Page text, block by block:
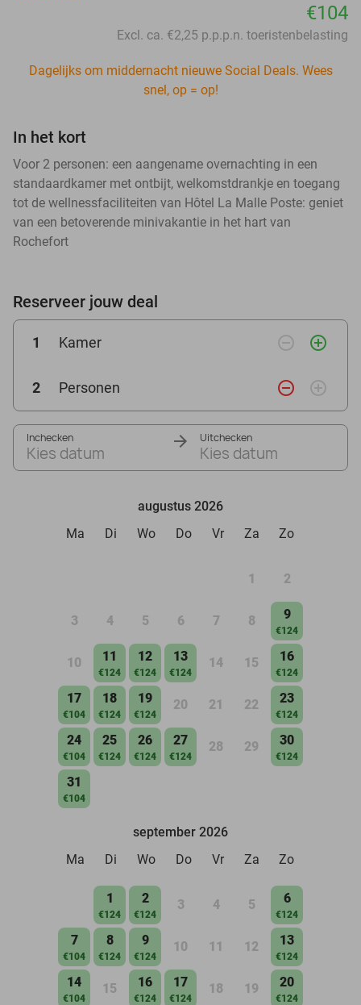
€104
Excl. ca. €2,25 p.p.p.n. toeristenbelasting
Dagelijks om middernacht nieuwe Social Deals. Wees
snel, op = op!
In het kort
Voor 2 personen: een aangename overnachting in een
standaardkamer met ontbijt, welkomstdrankje en toegang
tot de wellnessfaciliteiten van Hôtel La Malle Poste: geniet
van een betoverende minivakantie in het hart van
Rochefort
Reserveer jouw deal
1 Kamer remove_circle_outline add_circle_outline
2 Personen remove_circle_outline add_circle_outline
Inchecken
Kies datum
Uitchecken
Kies datum
augustus 2026
Ma
Di Wo Do Vr Za Zo
1 2
3 4 5 6 7 8 9
€124
10 11
€124
12
€124
13
€124
14 15 16
€124
17
€104
18
€124
19
€124
20 21 22 23
€124
24
€104
25
€124
26
€124
27
€124
28 29 30
€124
31
€104
september 2026
Ma
Di Wo Do Vr Za Zo
1
€124
2
€124
3 4 5 6
€124
7
€104
8
€124
9
€124
10 11 12 13
€124
14
€104
15 16
€124
17
€124
18 19 20
€124